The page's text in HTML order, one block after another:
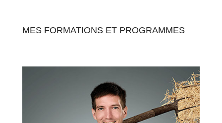
MES FORMATIONS ET PROGRAMMES